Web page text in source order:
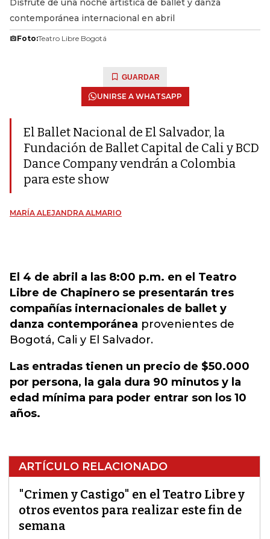
Disfrute de una noche artística de ballet y danza
contemporánea internacional en abril
Foto:Teatro Libre Bogotá
GUARDAR
UNIRSE A WHATSAPP
El Ballet Nacional de El Salvador, la
Fundación de Ballet Capital de Cali y BCD
Dance Company vendrán a Colombia
para este show
MARÍA ALEJANDRA ALMARIO
El 4 de abril a las 8:00 p.m. en el Teatro
Libre de Chapinero se presentarán tres
compañías internacionales de ballet y
danza contemporánea provenientes de
Bogotá, Cali y El Salvador.
Las entradas tienen un precio de $50.000
por persona, la gala dura 90 minutos y la
edad mínima para poder entrar son los 10
años.
ARTÍCULO RELACIONADO
"Crimen y Castigo" en el Teatro Libre y
otros eventos para realizar este fin de
semana